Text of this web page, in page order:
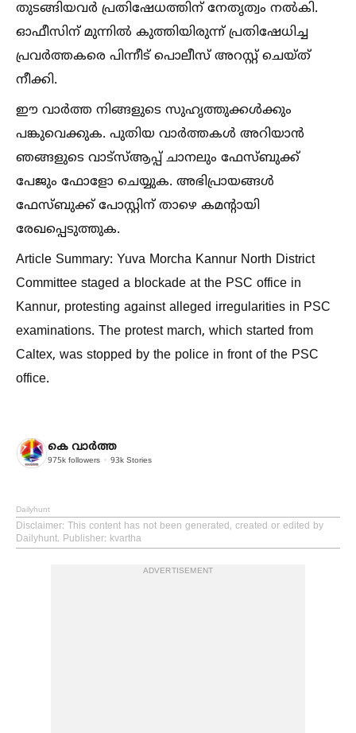
തുടങ്ങിയവർ പ്രതിഷേധത്തിന് നേതൃത്വം നല്‍കി.
ഓഫീസിന് മുന്നില്‍ കുത്തിയിരുന്ന് പ്രതിഷേധിച്ച
പ്രവർത്തകരെ പിന്നീട് പൊലീസ് അറസ്റ്റ് ചെയ്ത്
നീക്കി.
ഈ വാർത്ത നിങ്ങളുടെ സുഹൃത്തുക്കള്‍ക്കും
പങ്കുവെക്കുക. പുതിയ വാർത്തകള്‍ അറിയാൻ
ഞങ്ങളുടെ വാട്സ്‌ആപ്പ് ചാനലും ഫേസ്ബുക്ക്
പേജും ഫോളോ ചെയ്യുക. അഭിപ്രായങ്ങള്‍
ഫേസ്ബുക്ക് പോസ്റ്റിന് താഴെ കമൻ്റായി
രേഖപ്പെടുത്തുക.
Article Summary: Yuva Morcha Kannur North District
Committee staged a blockade at the PSC office in
Kannur, protesting against alleged irregularities in PSC
examinations. The protest march, which started from
Caltex, was stopped by the police in front of the PSC
office.
കെ വാര്‍ത്ത
975k followers 93k Stories
Dailyhunt
Disclaimer: This content has not been generated, created or edited by
Dailyhunt. Publisher: kvartha
ADVERTISEMENT